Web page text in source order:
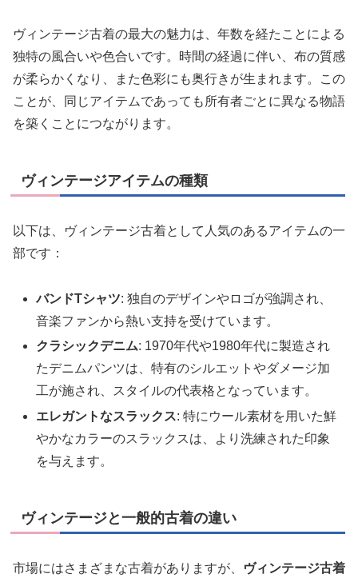
ヴィンテージ古着の最大の魅力は、年数を経たことによる
独特の風合いや色合いです。時間の経過に伴い、布の質感
が柔らかくなり、また色彩にも奥行きが生まれます。この
ことが、同じアイテムであっても所有者ごとに異なる物語
を築くことにつながります。
ヴィンテージアイテムの種類
以下は、ヴィンテージ古着として人気のあるアイテムの一
部です：
バンドTシャツ: 独自のデザインやロゴが強調され、
音楽ファンから熱い支持を受けています。
クラシックデニム: 1970年代や1980年代に製造され
たデニムパンツは、特有のシルエットやダメージ加
工が施され、スタイルの代表格となっています。
エレガントなスラックス: 特にウール素材を用いた鮮
やかなカラーのスラックスは、より洗練された印象
を与えます。
ヴィンテージと一般的古着の違い
市場にはさまざまな古着がありますが、
ヴィンテージ古着